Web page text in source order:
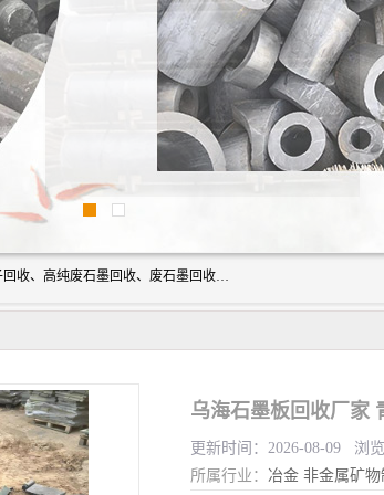
河北石墨回收厂家昊联碳素有限公司主要经营业务：石墨粉子回收、废石墨方子回收、高纯废石墨回收、废石墨回收、石墨电极回收、废石墨板回收、石墨增碳剂、单晶硅石墨、单晶硅石墨回收、废多晶硅石墨、废多晶硅石墨回收、废高纯石墨回收、废石墨、废石墨棒、废石墨棒回收、废石墨换热器回收、高纯石墨回收、石墨粉回收、石墨换热器回收、石墨纸回收、回收石墨板、回收石墨电极、石墨板回收、石墨回收。
乌海石墨板回收厂家
更新时间：2026-08-09 浏
所属行业： 冶金 非金属矿物